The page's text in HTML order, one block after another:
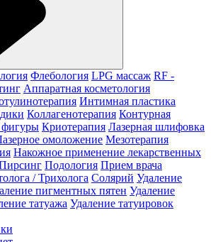
Флебология LPG массаж RF -
Аппаратная косметология
Интимная пластика
Коллагенотерапия Контурная
фигуры Криотерапия Лазерная шлифовка
омоложение Мезотерапия
Накожное применение лекарственных
Подология Прием врача
/ Трихолога Солярий Удаление
пигментных пятен Удаление
татуажа Удаление татуировок